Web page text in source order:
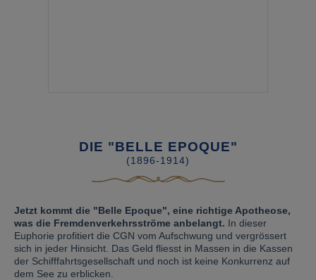
DIE "BELLE EPOQUE"
(1896-1914)
Jetzt kommt die "Belle Epoque", eine richtige Apotheose,
was die Fremdenverkehrsströme anbelangt. In dieser
Euphorie profitiert die CGN vom Aufschwung und vergrössert
sich in jeder Hinsicht. Das Geld fliesst in Massen in die Kassen
der Schifffahrtsgesellschaft und noch ist keine Konkurrenz auf
dem See zu erblicken.